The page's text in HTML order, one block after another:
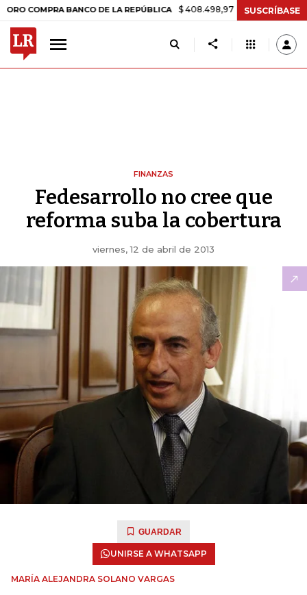
BANCO DE LA REPÚBLICA $ 408.498,97 +$ 8.753,81 +2,19%
SUSCRÍBASE
FINANZAS
Fedesarrollo no cree que
reforma suba la cobertura
viernes, 12 de abril de 2013
GUARDAR
UNIRSE A WHATSAPP
MARÍA ALEJANDRA SOLANO VARGAS